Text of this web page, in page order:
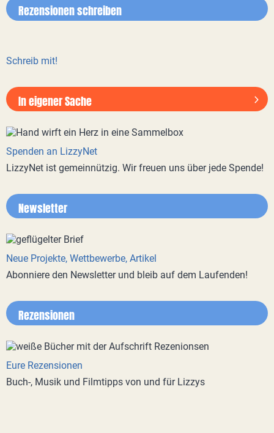
Rezensionen schreiben
Schreib mit!
In eigener Sache
Spenden an LizzyNet
LizzyNet ist gemeinnützig. Wir freuen uns über jede Spende!
Newsletter
Neue Projekte, Wettbewerbe, Artikel
Abonniere den Newsletter und bleib auf dem Laufenden!
Rezensionen
Eure Rezensionen
Buch-, Musik und Filmtipps von und für Lizzys